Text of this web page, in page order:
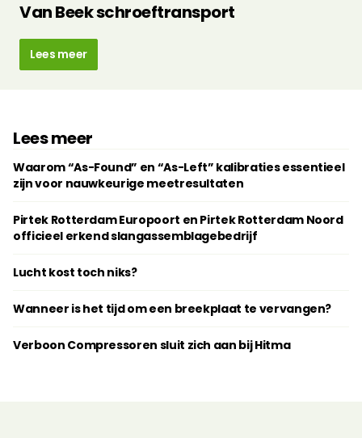
Van Beek schroeftransport
Lees meer
Lees meer
Waarom “As-Found” en “As-Left” kalibraties essentieel
zijn voor nauwkeurige meetresultaten
Pirtek Rotterdam Europoort en Pirtek Rotterdam Noord
officieel erkend slangassemblagebedrijf
Lucht kost toch niks?
Wanneer is het tijd om een breekplaat te vervangen?
Verboon Compressoren sluit zich aan bij Hitma